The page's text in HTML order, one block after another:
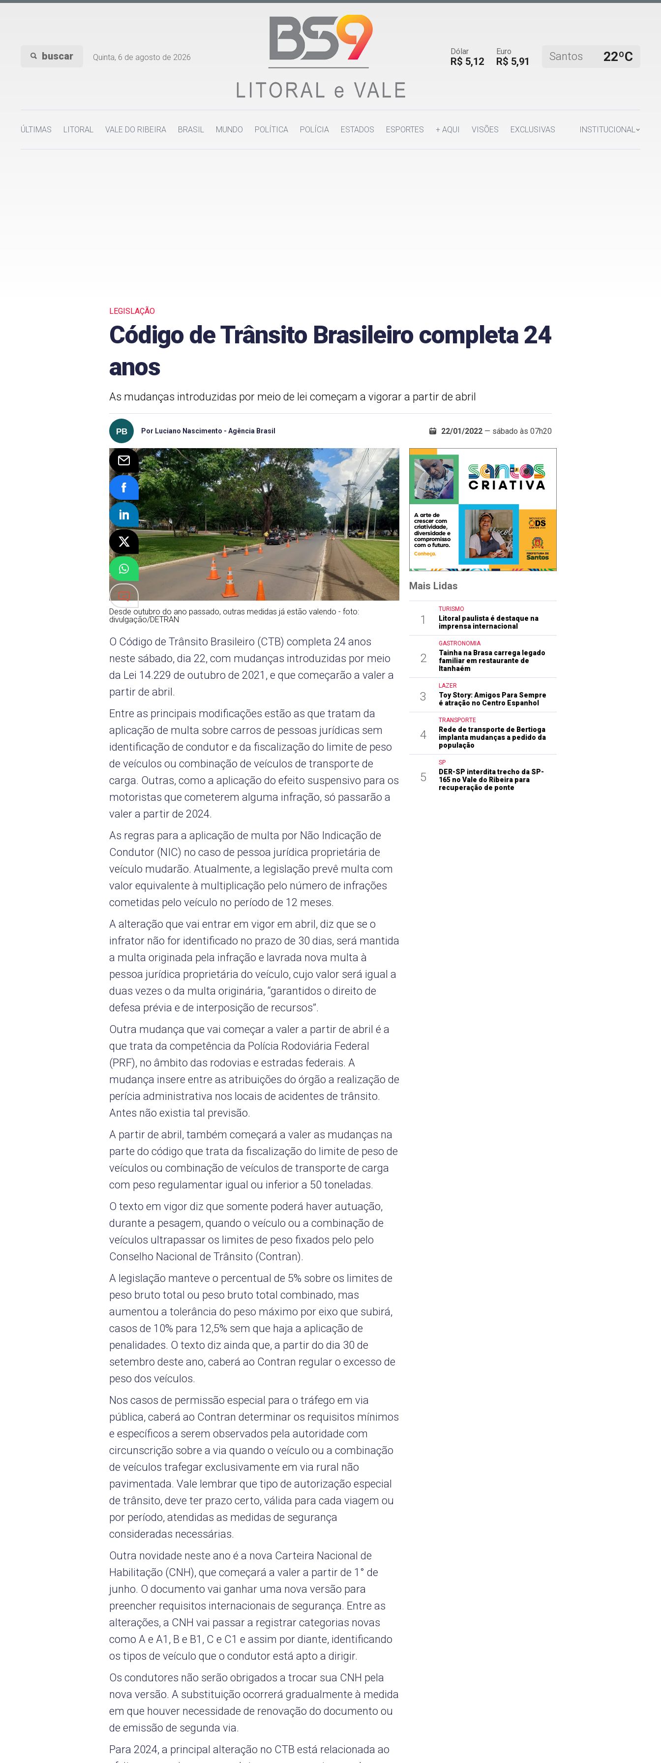
buscar Quinta, 6 de agosto de 2026
Dólar
R$ 5,12
Euro
R$ 5,91 Santos 22ºC
ÚLTIMAS LITORAL VALE DO RIBEIRA BRASIL MUNDO POLÍTICA POLÍCIA ESTADOS ESPORTES + AQUI VISÕES EXCLUSIVAS INSTITUCIONAL
LEGISLAÇÃO
Código de Trânsito Brasileiro completa 24
anos
As mudanças introduzidas por meio de lei começam a vigorar a partir de abril
Por Luciano Nascimento - Agência Brasil 22/01/2022 — sábado às 07h20
Desde outubro do ano passado, outras medidas já estão valendo - foto:
divulgação/DETRAN
O Código de Trânsito Brasileiro (CTB) completa 24 anos
neste sábado, dia 22, com mudanças introduzidas por meio
da Lei 14.229 de outubro de 2021, e que começarão a valer a
partir de abril.
Entre as principais modificações estão as que tratam da
aplicação de multa sobre carros de pessoas jurídicas sem
identificação de condutor e da fiscalização do limite de peso
de veículos ou combinação de veículos de transporte de
carga. Outras, como a aplicação do efeito suspensivo para os
motoristas que cometerem alguma infração, só passarão a
valer a partir de 2024.
As regras para a aplicação de multa por Não Indicação de
Condutor (NIC) no caso de pessoa jurídica proprietária de
veículo mudarão. Atualmente, a legislação prevê multa com
valor equivalente à multiplicação pelo número de infrações
cometidas pelo veículo no período de 12 meses.
A alteração que vai entrar em vigor em abril, diz que se o
infrator não for identificado no prazo de 30 dias, será mantida
a multa originada pela infração e lavrada nova multa à
pessoa jurídica proprietária do veículo, cujo valor será igual a
duas vezes o da multa originária, “garantidos o direito de
defesa prévia e de interposição de recursos”.
Outra mudança que vai começar a valer a partir de abril é a
que trata da competência da Polícia Rodoviária Federal
(PRF), no âmbito das rodovias e estradas federais. A
mudança insere entre as atribuições do órgão a realização de
perícia administrativa nos locais de acidentes de trânsito.
Antes não existia tal previsão.
A partir de abril, também começará a valer as mudanças na
parte do código que trata da fiscalização do limite de peso de
veículos ou combinação de veículos de transporte de carga
com peso regulamentar igual ou inferior a 50 toneladas.
O texto em vigor diz que somente poderá haver autuação,
durante a pesagem, quando o veículo ou a combinação de
veículos ultrapassar os limites de peso fixados pelo pelo
Conselho Nacional de Trânsito (Contran).
A legislação manteve o percentual de 5% sobre os limites de
peso bruto total ou peso bruto total combinado, mas
aumentou a tolerância do peso máximo por eixo que subirá,
casos de 10% para 12,5% sem que haja a aplicação de
penalidades. O texto diz ainda que, a partir do dia 30 de
setembro deste ano, caberá ao Contran regular o excesso de
peso dos veículos.
Nos casos de permissão especial para o tráfego em via
pública, caberá ao Contran determinar os requisitos mínimos
e específicos a serem observados pela autoridade com
circunscrição sobre a via quando o veículo ou a combinação
de veículos trafegar exclusivamente em via rural não
pavimentada. Vale lembrar que tipo de autorização especial
de trânsito, deve ter prazo certo, válida para cada viagem ou
por período, atendidas as medidas de segurança
consideradas necessárias.
Outra novidade neste ano é a nova Carteira Nacional de
Habilitação (CNH), que começará a valer a partir de 1° de
junho. O documento vai ganhar uma nova versão para
preencher requisitos internacionais de segurança. Entre as
alterações, a CNH vai passar a registrar categorias novas
como A e A1, B e B1, C e C1 e assim por diante, identificando
os tipos de veículo que o condutor está apto a dirigir.
Os condutores não serão obrigados a trocar sua CNH pela
nova versão. A substituição ocorrerá gradualmente à medida
em que houver necessidade de renovação do documento ou
de emissão de segunda via.
Para 2024, a principal alteração no CTB está relacionada ao
Mais Lidas
1
TURISMO
Litoral paulista é destaque na
imprensa internacional
2
GASTRONOMIA
Tainha na Brasa carrega legado
familiar em restaurante de
Itanhaém
3
LAZER
Toy Story: Amigos Para Sempre
é atração no Centro Espanhol
4
TRANSPORTE
Rede de transporte de Bertioga
implanta mudanças a pedido da
população
5
SP
DER-SP interdita trecho da SP-
165 no Vale do Ribeira para
recuperação de ponte